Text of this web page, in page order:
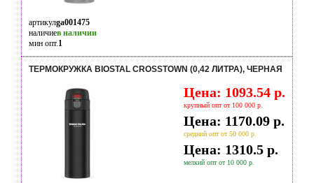
артикулga001475
наличиев наличии
мин опт.1
ТЕРМОКРУЖКА BIOSTAL CROSSTOWN (0,42 ЛИТРА), ЧЕРНАЯ
Цена: 1093.54 р.
крупный опт от 100 000 р.
Цена: 1170.09 р.
средний опт от 50 000 р.
Цена: 1310.5 р.
мелкий опт от 10 000 р.